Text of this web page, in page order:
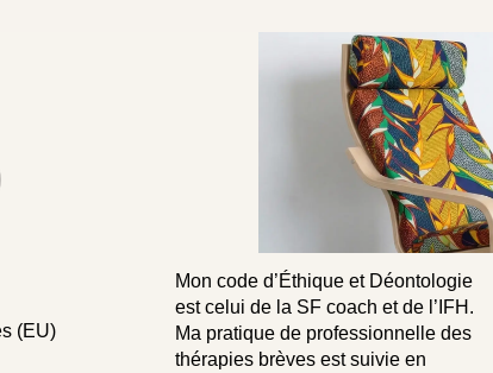
(EU)
Mon code d’Éthique et Déontologie
est celui de la SF coach et de l’IFH.
Ma pratique de professionnelle des
thérapies brèves est suivie en